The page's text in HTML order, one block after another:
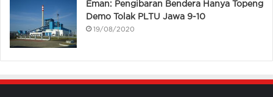
Eman: Pengibaran Bendera Hanya Topeng
Demo Tolak PLTU Jawa 9-10
19/08/2020